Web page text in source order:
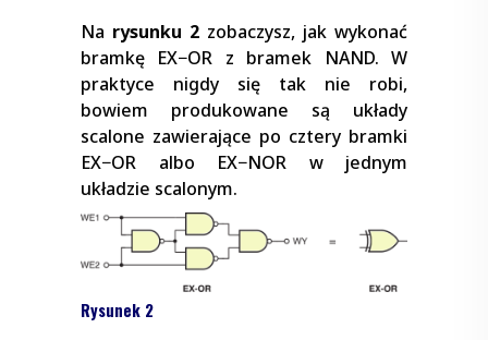
Na rysunku 2 zobaczysz, jak wykonać
bramkę EX−OR z bramek NAND. W
praktyce nigdy się tak nie robi,
bowiem produkowane są układy
scalone zawierające po cztery bramki
EX−OR albo EX−NOR w jednym
układzie scalonym.
Rysunek 2